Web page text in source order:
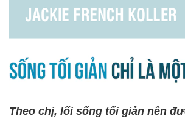
Theo chị, lối sống tối giản nên